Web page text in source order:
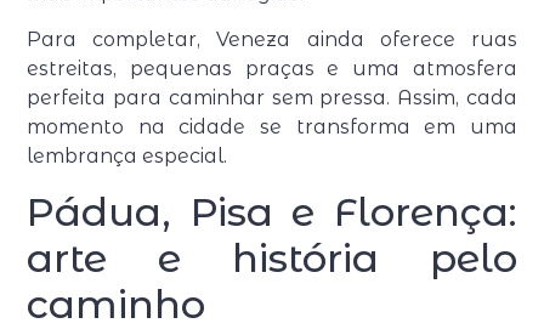
Para completar, Veneza ainda oferece ruas
estreitas, pequenas praças e uma atmosfera
perfeita para caminhar sem pressa. Assim, cada
momento na cidade se transforma em uma
lembrança especial.
Pádua, Pisa e Florença:
arte e história pelo
caminho